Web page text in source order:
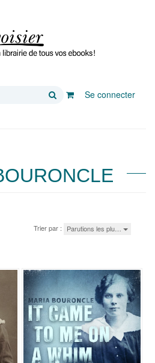
Rechercher
Se connecter
Trier par : Parutions les plu…